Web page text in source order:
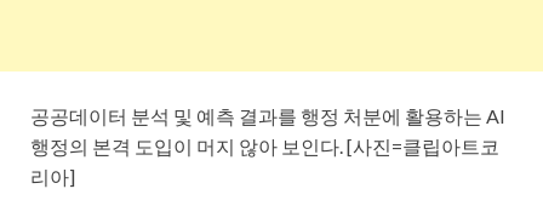
공공데이터 분석 및 예측 결과를 행정 처분에 활용하는 AI
행정의 본격 도입이 머지 않아 보인다. [사진=클립아트코
리아]